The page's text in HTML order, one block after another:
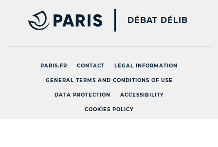
PARIS.FR [NEW
DÉBAT DÉLIB
PARIS.FR CONTACT LEGAL INFORMATION
GENERAL TERMS AND CONDITIONS OF USE
DATA PROTECTION ACCESSIBILITY
COOKIES POLICY